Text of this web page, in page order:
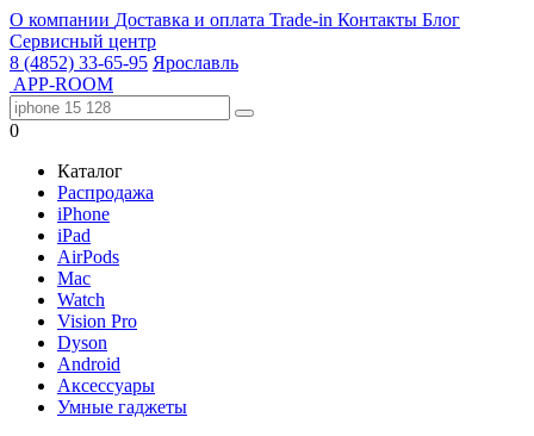
О компании Доставка и оплата Trade-in Контакты Блог
Сервисный центр
8 (4852) 33-65-95 Ярославль
APP-ROOM
0
Каталог
Распродажа
iPhone
iPad
AirPods
Mac
Watch
Vision Pro
Dyson
Android
Аксессуары
Умные гаджеты